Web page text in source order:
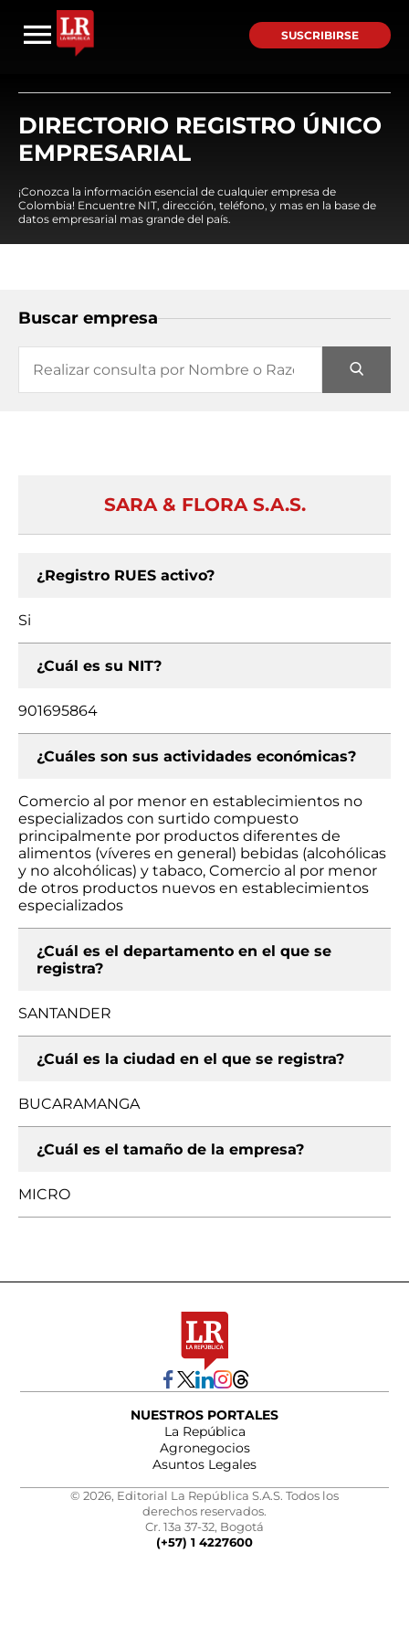
SUSCRIBIRSE
DIRECTORIO REGISTRO ÚNICO
EMPRESARIAL
¡Conozca la información esencial de cualquier empresa de
Colombia! Encuentre NIT, dirección, teléfono, y mas en la base de
datos empresarial mas grande del país.
Buscar empresa
SARA & FLORA S.A.S.
¿Registro RUES activo?
Si
¿Cuál es su NIT?
901695864
¿Cuáles son sus actividades económicas?
Comercio al por menor en establecimientos no
especializados con surtido compuesto
principalmente por productos diferentes de
alimentos (víveres en general) bebidas (alcohólicas
y no alcohólicas) y tabaco, Comercio al por menor
de otros productos nuevos en establecimientos
especializados
¿Cuál es el departamento en el que se
registra?
SANTANDER
¿Cuál es la ciudad en el que se registra?
BUCARAMANGA
¿Cuál es el tamaño de la empresa?
MICRO
NUESTROS PORTALES
La República
Agronegocios
Asuntos Legales
© 2026, Editorial La República S.A.S. Todos los
derechos reservados.
Cr. 13a 37-32, Bogotá
(+57) 1 4227600